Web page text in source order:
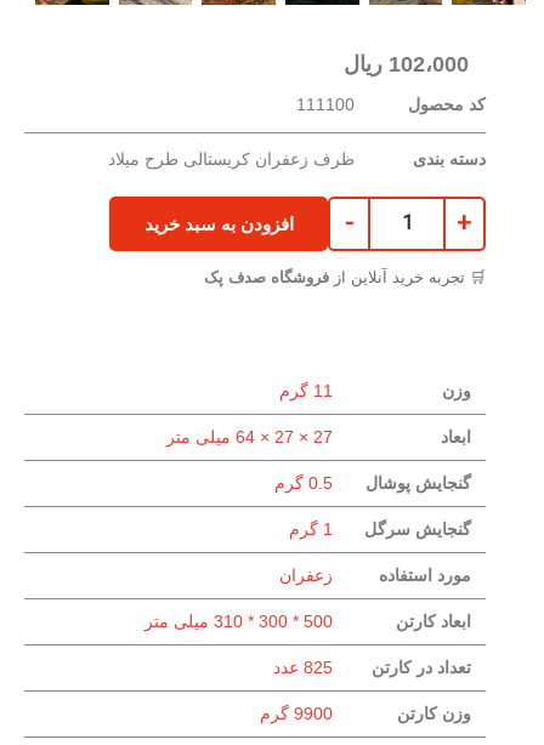
102،000 ریال
کد محصول 111100
دسته بندی ظرف زعفران کریستالی طرح میلاد
افزودن به سبد خرید +
-
🛒 تجربه خرید آنلاین از فروشگاه صدف پک
وزن 11 گرم
ابعاد 27 × 27 × 64 میلی متر
گنجایش پوشال 0.5 گرم
گنجایش سرگل 1 گرم
مورد استفاده زعفران
ابعاد کارتن 500 * 300 * 310 میلی متر
تعداد در کارتن 825 عدد
وزن کارتن 9900 گرم